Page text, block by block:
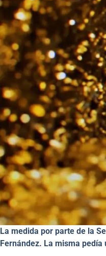
La medida por parte de la
Fernández. La misma